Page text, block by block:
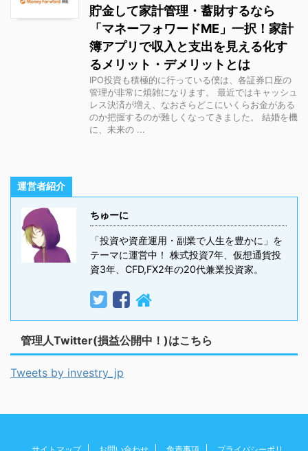
貯金して家計管理・蓄財するなら
「マネーフォワードME」一択！家計
簿アプリで収入と支出を見える化す
るメリット・デメリットとは
IPO投資も積極的に行っている僕は、各証券口座の
管理が非常に煩雑になります。 最近ではキャッシュ
レス決済が増え、なおさらどこにいくらお金がある
のか把握するのが難しくなってきました。 結婚を機
に、未来の ...
運営者紹介
ちゅーに
「投資や資産運用・副業で人生を豊かに」を
テーマに運営中！ 株式投資7年、仮想通貨投
資3年、CFD,FX2年の20代兼業投資家。
管理人Twitter(損益公開中！)はこちら
Tweets by investry_jp